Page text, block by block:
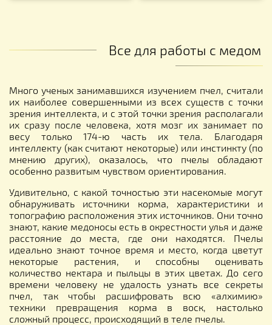
Все для работы с медом
Много ученых занимавшихся изучением пчел, считали
их наиболее совершенными из всех существ с точки
зрения интеллекта, и с этой точки зрения располагали
их сразу после человека, хотя мозг их занимает по
весу только 174-ю часть их тела. Благодаря
интеллекту (как считают некоторые) или инстинкту (по
мнению других), оказалось, что пчелы обладают
особенно развитым чувством ориентирования.
Удивительно, с какой точностью эти насекомые могут
обнаруживать источники корма, характеристики и
топографию расположения этих источников. Они точно
знают, какие медоносы есть в окрестности улья и даже
расстояние до места, где они находятся. Пчелы
идеально знают точное время и место, когда цветут
некоторые растения, и способны оценивать
количество нектара и пыльцы в этих цветах. До сего
времени человеку не удалость узнать все секреты
пчел, так чтобы расшифровать всю «алхимию»
техники превращения корма в воск, настолько
сложный процесс, происходящий в теле пчелы.